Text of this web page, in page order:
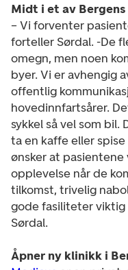
Midt i et av
– Vi forventer
forteller Sørdal. -De
omegn, men noen
byer. Vi er avhengig
offentlig
hovedinnfartsårer.
sykkel så vel som bil.
ta en kaffe eller
ønsker at pasientene
opplevelse når de
tilkomst, trivelig
gode fasiliteter
Sørdal.
Åpner ny klinikk i